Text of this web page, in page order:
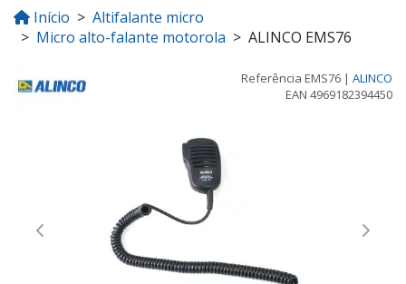
Início
Altifalante micro
Micro alto-falante motorola
ALINCO EMS76
Referência EMS76 | ALINCO
EAN 4969182394450
Previous Next